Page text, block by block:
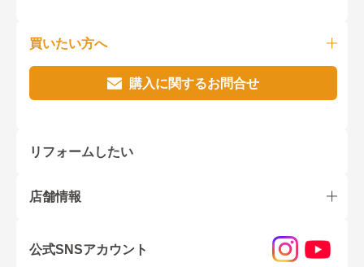
買いたい方へ
購入に関するお問合せ
リフォームしたい
店舗情報
公式SNSアカウント